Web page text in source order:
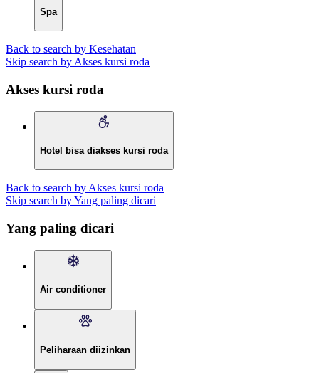
Spa
Back to search by Kesehatan
Skip search by Akses kursi roda
Akses kursi roda
Hotel bisa diakses kursi roda
Back to search by Akses kursi roda
Skip search by Yang paling dicari
Yang paling dicari
Air conditioner
Peliharaan diizinkan